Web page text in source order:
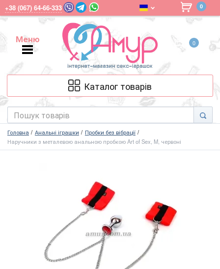
+38 (067) 64-66-333 0
Меню
Меню
0
Каталог товарів
Головна Анальні іграшки
Пробки без вібрації
Наручники з металевою анальною пробкою Art of Sex, M, червоні